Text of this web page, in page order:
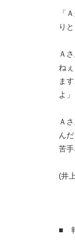
「
り
Ａ
ね
ま
よ
Ａ
ん
苦
(井
■